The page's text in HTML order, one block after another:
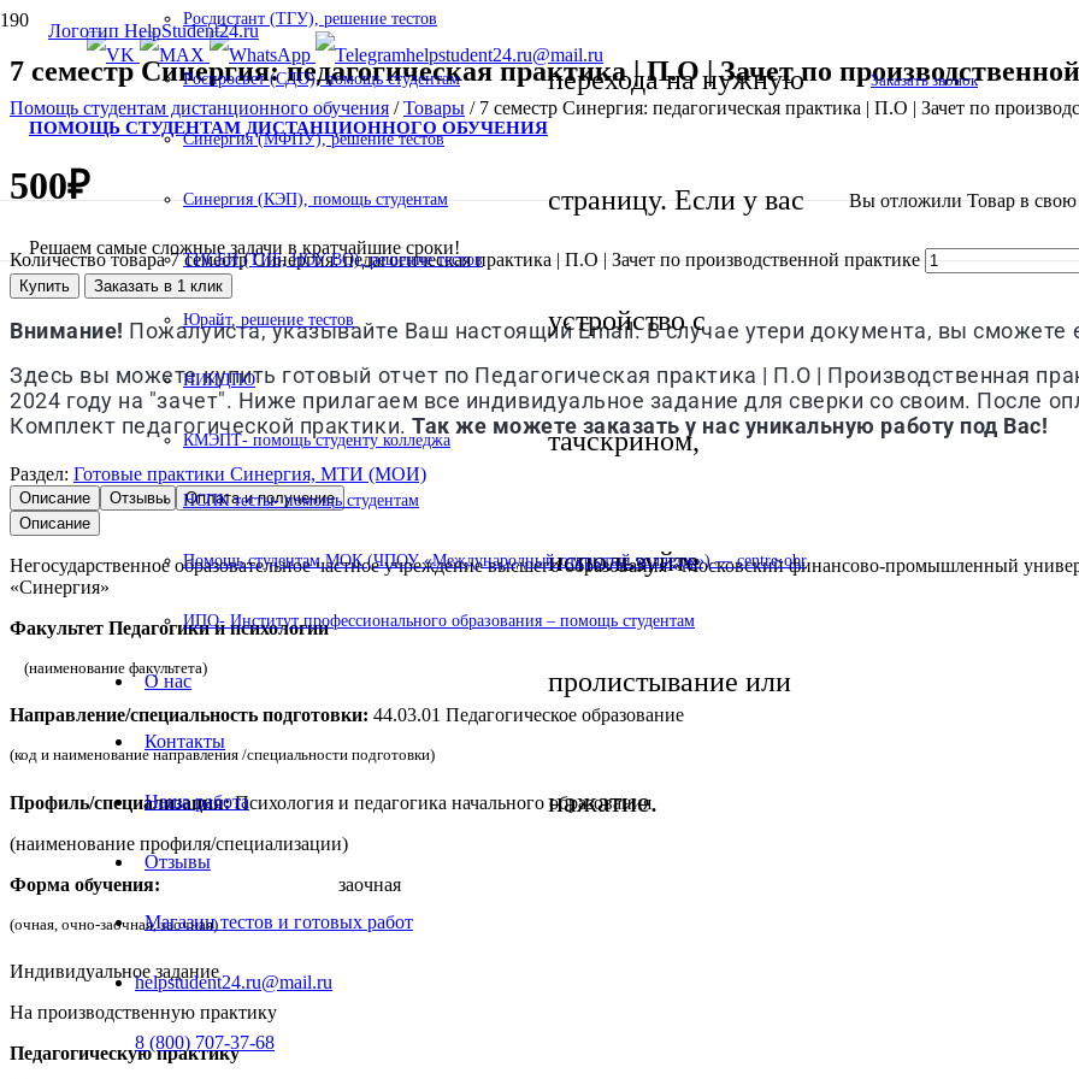
helpstudent24.ru@mail.ru
ПОМОЩЬ СТУДЕНТАМ ДИСТАНЦИОННОГО ОБУЧЕНИЯ
Решаем самые сложные задачи в кратчайшие сроки!
перехода на нужную
страницу. Если у вас
устройство с
тачскрином,
используйте
пролистывание или
нажатие.
Заказать звонок
Вы отложили Товар в свою
Росдистант (ТГУ), решение тестов
Роспросвет (СДО), помощь студентам
Синергия (МФПУ), решение тестов
Синергия (КЭП), помощь студентам
ТИСБИ (ТИБ, НОУ ВО), решение тестов
Юрайт, решение тестов
НИИДПО
КМЭПТ- помощь студенту колледжа
НСПК тесты- помощь студентам
Помощь студентам МОК (ЧПОУ «Международный открытый колледж») — centre-obr
ИПО- Институт профессионального образования – помощь студентам
О нас
Контакты
Наша работа
Отзывы
Магазин тестов и готовых работ
helpstudent24.ru@mail.ru
8 (800) 707-37-68
7 семестр Синергия: педагогическая практика | П.О | Зачет по
Помощь студентам дистанционного обучения /Товары / 7 семестр Синергия: педагогическая практика | П.О | Зачет по
500₽
Количество товара 7 семестр Синергия: педагогическая практика | П.О | Зачет по производственной практике
Купить Заказать в 1 клик
Внимание! Пожалуйста, указывайте Ваш настоящий Email. В случае утери документа, вы сможете
Здесь вы можете купить готовый отчет по Педагогическая практика | П.О | Производственная
2024 году на "зачет". Ниже прилагаем все индивидуальное задание для сверки со своим. После
Комплект педагогической практики.Так же можете заказать у нас уникальную работу под Вас!
Раздел: Готовые практики Синергия, МТИ (МОИ)
Описание Отзывы
Оплата и получение
Описание
Негосударственное образовательное частное учреждение высшего образования «Московский финансово-промышленный
«Синергия»
Факультет Педагогики и психологии
(наименование факультета)
Направление/специальность подготовки: 44.03.01 Педагогическое образование
(код и наименование направления /специальности подготовки)
Профиль/специализация:Психология и педагогика начального образования
(наименование профиля/специализации)
Форма обучения: заочная
(очная, очно-заочная, заочная)
Индивидуальное задание
На производственную практику
Педагогическую практику